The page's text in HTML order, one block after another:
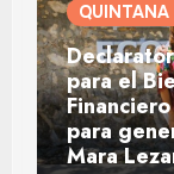
QUINTANA
para el
para
Mara